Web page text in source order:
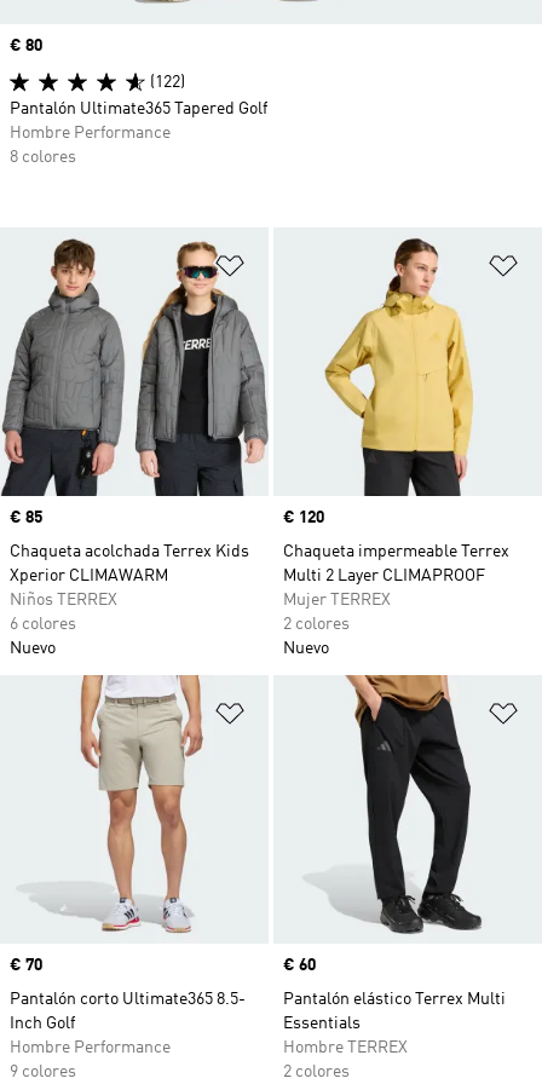
Añadir a la lista de deseos
Precio
€ 85
Chaqueta acolchada Terrex Kids
Xperior CLIMAWARM
Niños TERREX
6 colores
Nuevo
Precio
€ 120
Chaqueta impermeable Terrex
Multi 2 Layer CLIMAPROOF
Mujer TERREX
2 colores
Nuevo
Añadir a la lista de deseos
Precio
€ 70
Pantalón corto Ultimate365 8.5-
Inch Golf
Hombre Performance
9 colores
Precio
€ 60
Pantalón elástico Terrex Multi
Essentials
Hombre TERREX
2 colores
Precio
€ 80
(122)
Pantalón Ultimate365 Tapered Golf
Hombre Performance
8 colores